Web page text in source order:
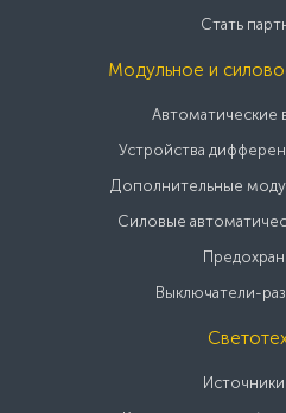
Стать
Модульное и
Автоматические
Устройства
Дополнительные
Силовые
Выключатели-
Источники